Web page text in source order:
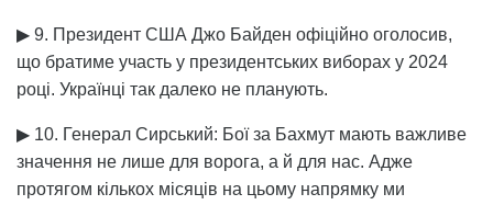
▶ 9. Президент США Джо Байден офіційно оголосив,
що братиме участь у президентських виборах у 2024
році. Українці так далеко не планують.
▶ 10. Генерал Сирський: Бої за Бахмут мають важливе
значення не лише для ворога, а й для нас. Адже
протягом кількох місяців на цьому напрямку ми